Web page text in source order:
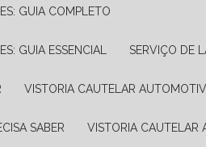
GUIA COMPLETO
GUIA ESSENCIAL SERVIÇO DE
VISTORIA CAUTELAR
SABER VISTORIA